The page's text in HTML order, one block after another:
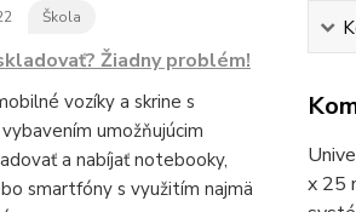
Škola
Žiadny problém!
vozíky a skrine s
umožňujúcim
a nabíjať notebooky,
smartfóny s využitím najmä
x 25